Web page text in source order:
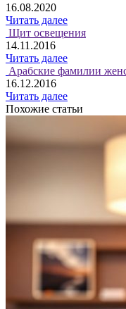
16.08.2020
Читать далее
Щит освещения
14.11.2016
Читать далее
Арабские фамилии
16.12.2016
Читать далее
Похожие статьи